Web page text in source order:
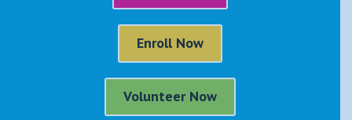
Enroll Now
Volunteer Now